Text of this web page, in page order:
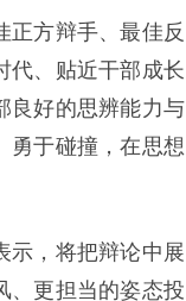
正方辩手、最佳反
代、贴近干部成长
良好的思辨能力与
勇于碰撞，在思想
示，将把辩论中展
、更担当的姿态投